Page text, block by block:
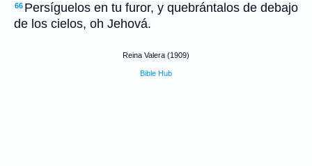
66 Persíguelos en tu furor, y quebrántalos de debajo
de los cielos, oh Jehová.
Reina Valera (1909)
Bible Hub